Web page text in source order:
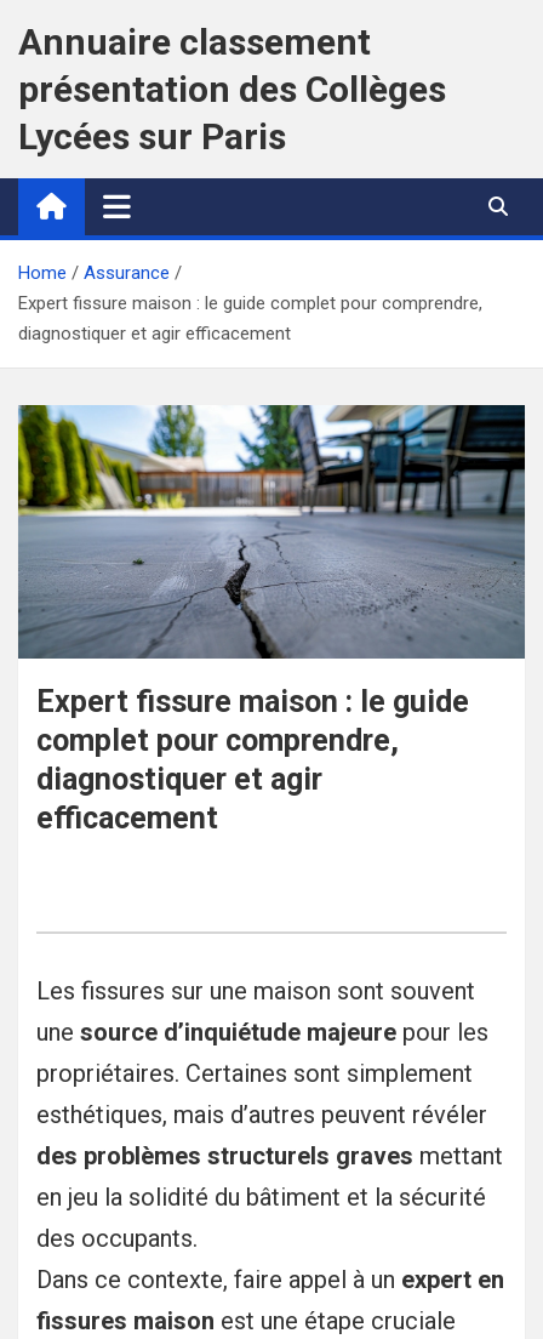
Annuaire classement
présentation des Collèges
Lycées sur Paris
Home
Assurance
Expert fissure maison : le guide complet pour comprendre,
diagnostiquer et agir efficacement
Expert fissure maison : le guide
complet pour comprendre,
diagnostiquer et agir
efficacement
Les fissures sur une maison sont souvent
une source d’inquiétude majeure pour les
propriétaires. Certaines sont simplement
esthétiques, mais d’autres peuvent révéler
des problèmes structurels graves mettant
en jeu la solidité du bâtiment et la sécurité
des occupants.
Dans ce contexte, faire appel à un expert en
fissures maison est une étape cruciale